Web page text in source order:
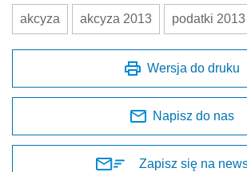
akcyza akcyza 2013 podatki 2013
Wersja do druku
Napisz do nas
Zapisz się na